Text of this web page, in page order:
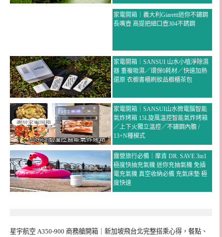
家電開箱｜義大利Giaretti迷你不鏽鋼
長嘴壺 高提把細口壺304不銹鋼
家電開箱｜SANSUI 山水小植淨除濕
器 重複吸濕／環保0耗材／快速加熱
還原 衣櫥書櫃刷妝品櫥櫃茶包
家電開箱｜SANSUI山水微電腦智能
氣炸烤箱 15L旋風溫控智能氣炸烤箱
／上下火獨立溫控／不鏽鋼內膽 /
13+N種模式
露營旅行必備｜摩肯 DR. SAVE 3in1
極度快抽充氣機 迷你充抽氣機 免插
電充氣機 真空收納必備 充氣床墊 極
度快速
星宇航空 A350-900 商務艙開箱｜新加坡飛台北完整搭乘心得，餐點、